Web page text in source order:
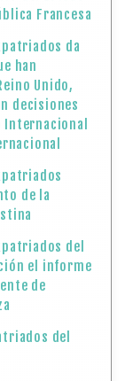
Francesa
da
han
Unido,
decisiones
de la
del
el informe
de
del